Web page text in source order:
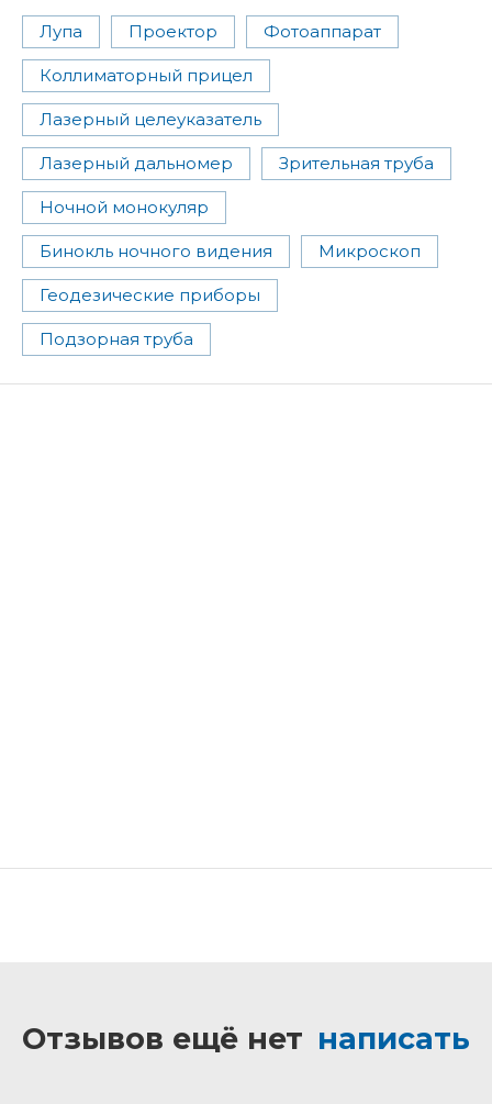
Лупа Проектор Фотоаппарат
Коллиматорный прицел
Лазерный целеуказатель
Лазерный дальномер Зрительная труба
Ночной монокуляр
Бинокль ночного видения Микроскоп
Геодезические приборы
Подзорная труба
Отзывов ещё нет написать